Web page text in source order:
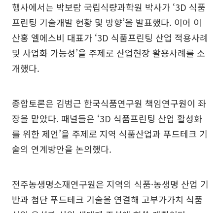
행사에서는 박보람 국립식량과학원 박사가 ‘3D 식품
프린팅 기술개발 현황 및 방향’을 발표했다. 이어 이
산홍 엘에스비 대표가 ‘3D 식품프린팅 산업 적용사례
및 사업화 가능성’을 주제로 산업현장 활용사례를 소
개했다.
종합토론은 김범근 한국식품연구원 책임연구원이 좌
장을 맡았다. 패널들은 ‘3D 식품프린팅 산업 활성화
를 위한 제언’을 주제로 지역 식품산업과 푸드테크 기
술의 연계방안을 논의했다.
전주농생명소재연구원은 지역의 식품·농생명 산업 기
반과 첨단 푸드테크 기술을 연결해 고부가가치 식품